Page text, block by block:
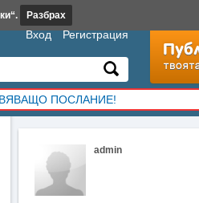
admin
Вход Регистрация
ПОСЛАНИЕ!
Разбрах